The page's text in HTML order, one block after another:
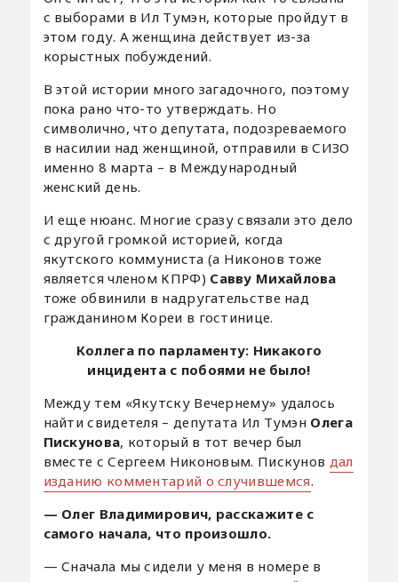
с выборами в Ил Тумэн, которые пройдут в
этом году. А женщина действует из-за
корыстных побуждений.
В этой истории много загадочного, поэтому
пока рано что-то утверждать. Но
символично, что депутата, подозреваемого
в насилии над женщиной, отправили в СИЗО
именно 8 марта – в Международный
женский день.
И еще нюанс. Многие сразу связали это дело
с другой громкой историей, когда
якутского коммуниста (а Никонов тоже
является членом КПРФ) Савву Михайлова
тоже обвинили в надругательстве над
гражданином Кореи в гостинице.
Коллега по парламенту: Никакого
инцидента с побоями не было!
Между тем «Якутску Вечернему» удалось
найти свидетеля – депутата Ил Тумэн Олега
Пискунова, который в тот вечер был
вместе с Сергеем Никоновым. Пискунов дал
изданию комментарий о случившемся.
— Олег Владимирович, расскажите с
самого начала, что произошло.
— Сначала мы сидели у меня в номере в